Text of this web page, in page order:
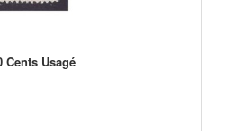
Cents Usagé